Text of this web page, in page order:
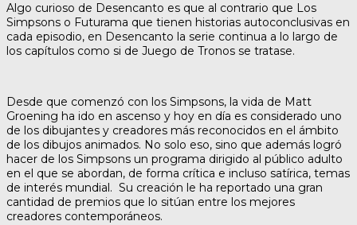
Algo curioso de Desencanto es que al contrario que Los
Simpsons o Futurama que tienen historias autoconclusivas en
cada episodio, en Desencanto la serie continua a lo largo de
los capítulos como si de Juego de Tronos se tratase.
Desde que comenzó con los Simpsons, la vida de Matt
Groening ha ido en ascenso y hoy en día es considerado uno
de los dibujantes y creadores más reconocidos en el ámbito
de los dibujos animados. No solo eso, sino que además logró
hacer de los Simpsons un programa dirigido al público adulto
en el que se abordan, de forma crítica e incluso satírica, temas
de interés mundial. Su creación le ha reportado una gran
cantidad de premios que lo sitúan entre los mejores
creadores contemporáneos.